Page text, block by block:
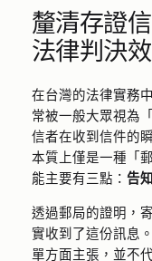
釐清存證
法律判決
在台灣的法律實務中
常被一般大眾視為
信者在收到信件的
本質上僅是一種「
能主要有三點： 告
透過郵局的證明，
實收到了這份訊息
單方面主張，並不